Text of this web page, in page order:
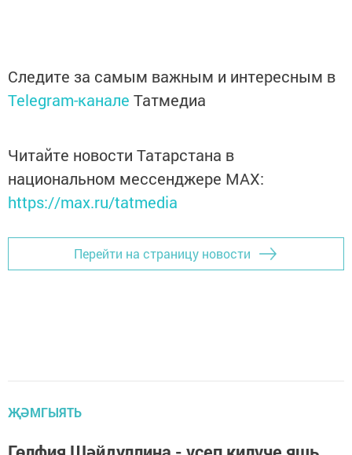
Следите за самым важным и интересным в
Telegram-канале Татмедиа
Читайте новости Татарстана в
национальном мессенджере MАХ:
https://max.ru/tatmedia
Перейти на страницу новости
ҖӘМГЫЯТЬ